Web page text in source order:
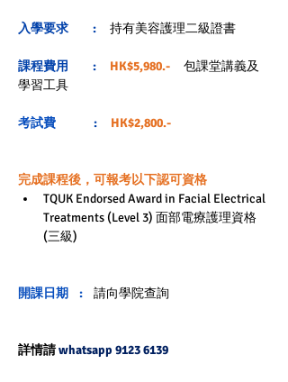
入學要求         : 持有美容護理二級證書
課程費用         : HK$5,980.- 包課堂講義及
學習工具
考試費 : HK$2,800.-
完成課程後，可報考以下認可資格
TQUK Endorsed Award in Facial Electrical
Treatments (Level 3) 面部電療護理資格
(三級)
開課日期    : 請向學院查詢
詳情請 whatsapp 9123 6139